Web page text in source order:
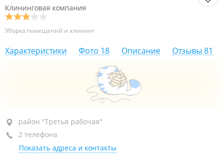
Клининговая компания
Уборка помещений и клининг
Характеристики Фото 18 Описание Отзывы 81
район "Третья рабочая", пр-т Красного Знамени,
160А
+7 914 156-58-65
район "Третья рабочая"
2 телефона
Показать адреса и контакты